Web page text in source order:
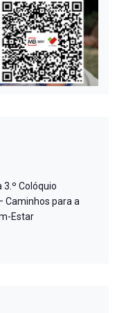
3.º Colóquio
Caminhos para a
Estar